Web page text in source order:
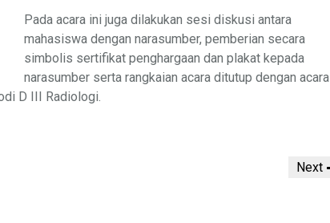
Pada acara ini juga dilakukan sesi diskusi antara
mahasiswa dengan narasumber, pemberian secara
simbolis sertifikat penghargaan dan plakat kepada
narasumber serta rangkaian acara ditutup dengan acara
D III Radiologi.
Next
Next